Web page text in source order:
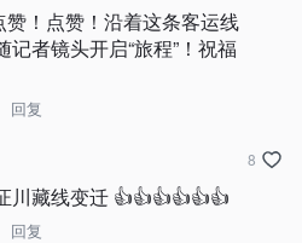
！点赞！沿着这条客运线
记者镜头开启“旅程”！祝福
回复
川藏线变迁 👍👍👍👍👍👍
回复
8